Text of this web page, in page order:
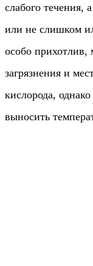
слабого течения,
или не слишком
особо
загрязнения и
кислорода,
выносить